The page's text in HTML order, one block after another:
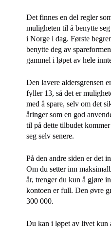
Det finnes en del regler
muligheten til å benytte
i Norge i dag. Første
benytte deg av
gammel i løpet av hele
Den lavere aldersgrensen
fyller 13, så det er
med å spare, selv om det
åringer som en god
til på dette tilbudet
seg selv senere.
På den andre siden er det
Om du setter inn
år, trenger du kun å gjøre
kontoen er full. Den øvre
300 000.
Du kan i løpet av livet kun